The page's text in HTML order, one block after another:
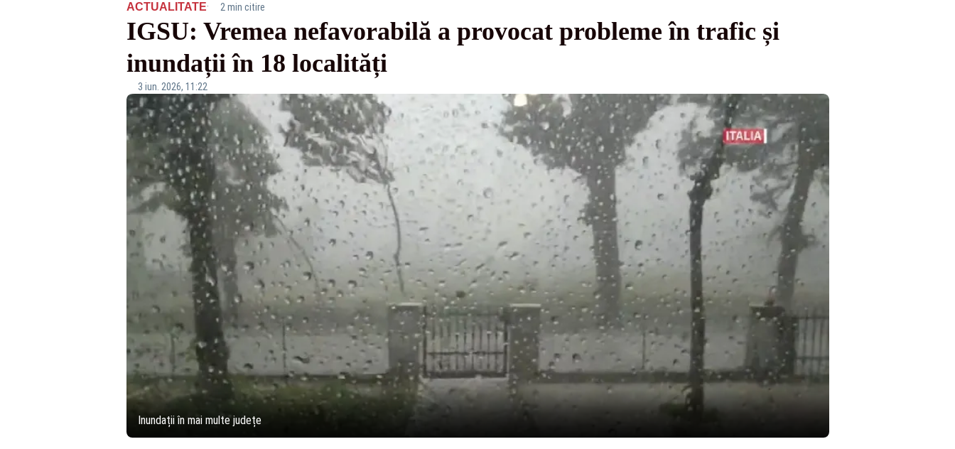
ACTUALITATE· 2 min citire
IGSU: Vremea nefavorabilă a provocat probleme în trafic și
inundații în 18 localități
3 iun. 2026, 11:22
Inundații în mai multe județe